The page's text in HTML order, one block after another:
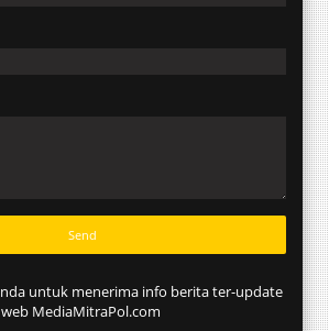
untuk menerima info berita ter-update
MediaMitraPol.com